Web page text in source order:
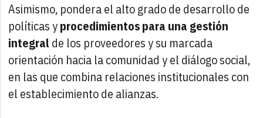
Asimismo, pondera el alto grado de desarrollo de
políticas yprocedimientos para una gestión
integralde los proveedores y su marcada
orientación hacia la comunidad y el diálogo social,
en las que combina relaciones institucionales con
el establecimiento de alianzas.